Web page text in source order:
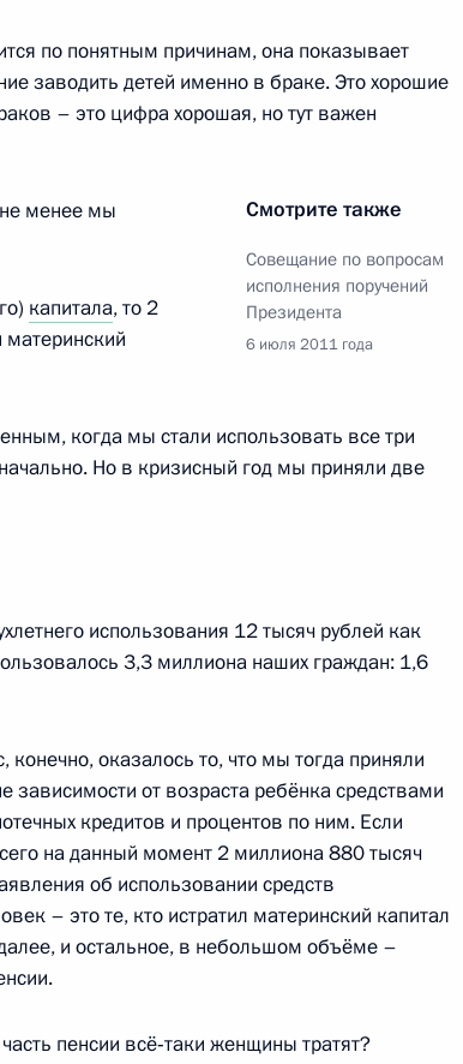
партий, представленных
Горки
Сергеем Ивановым
Горки
Собяниным
по понятным причинам, она показывает
заводить детей именно в браке. Это хорошие
– это цифра хорошая, но тут важен
Смотрите также
Совещание по вопросам
исполнения поручений
Президента
6 июля 2011 года
менее мы
капитала, то 2
когда мы стали использовать все три
Но в кризисный год мы приняли две
использования 12 тысяч рублей как
3,3 миллиона наших граждан: 1,6
оказалось то, что мы тогда приняли
от возраста ребёнка средствами
кредитов и процентов по ним. Если
на данный момент 2 миллиона 880 тысяч
об использовании средств
– это те, кто истратил материнский капитал
и остальное, в небольшом объёме –
пенсии всё‑таки женщины тратят?